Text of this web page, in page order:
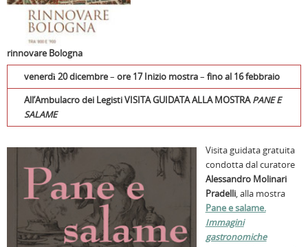
rinnovare Bologna
venerdì 20 dicembre– ore 17 Inizio mostra– fino al 16 febbraio
All’Ambulacro dei LegistiVISITA GUIDATA ALLA MOSTRAPANE E
SALAME
Visita guidata gratuita
condotta dal curatore
Alessandro Molinari
Pradelli, alla mostra
Pane e salame.
Immagini
gastronomiche